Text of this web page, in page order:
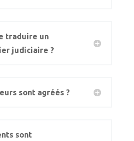
traduire un
judiciaire ?
sont agréés ?
sont